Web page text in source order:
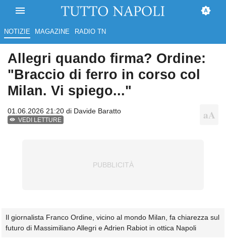
NOTIZIE MAGAZINE RADIO TN
Allegri quando firma? Ordine:
"Braccio di ferro in corso col
Milan. Vi spiego..."
01.06.2026 21:20 di Davide Baratto
VEDI LETTURE
Il giornalista Franco Ordine, vicino al mondo Milan, fa chiarezza sul
futuro di Massimiliano Allegri e Adrien Rabiot in ottica Napoli